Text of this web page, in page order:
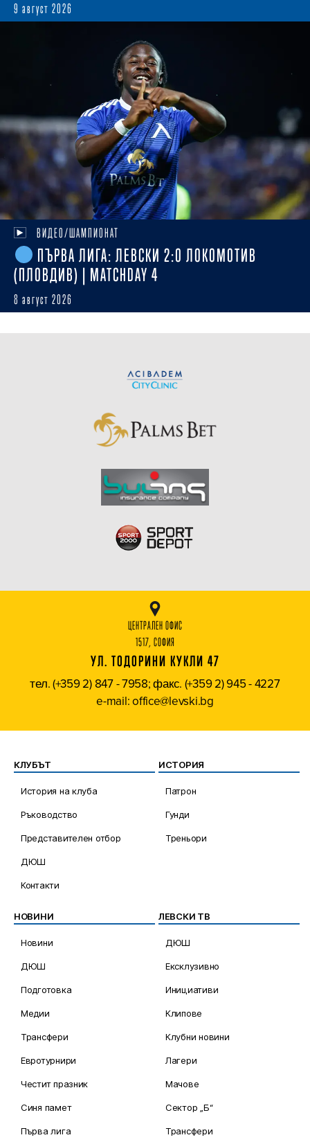
9 август 2026
ВИДЕО/ШАМПИОНАТ
ПЪРВА ЛИГА: ЛЕВСКИ 2:0 ЛОКОМОТИВ
(ПЛОВДИВ) | MATCHDAY 4
8 август 2026
ЦЕНТРАЛЕН ОФИС
1517, СОФИЯ
УЛ. ТОДОРИНИ КУКЛИ 47
тел. (+359 2) 847 - 7958; факс. (+359 2) 945 - 4227
e-mail: office@levski.bg
КЛУБЪТ
История на клуба
Ръководство
Представителен отбор
ДЮШ
Контакти
ИСТОРИЯ
Патрон
Гунди
Треньори
НОВИНИ
Новини
ДЮШ
Подготовка
Медии
Трансфери
Евротурнири
Честит празник
Синя памет
Първа лига
ЛЕВСКИ ТВ
ДЮШ
Ексклузивно
Инициативи
Клипове
Клубни новини
Лагери
Мачове
Сектор „Б“
Трансфери